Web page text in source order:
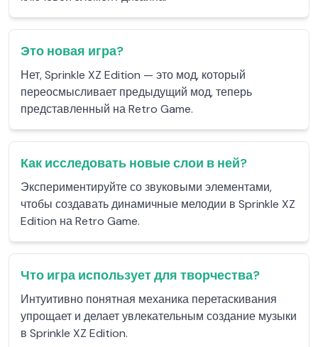
Это новая игра?
Нет, Sprinkle XZ Edition — это мод, который
переосмысливает предыдущий мод, теперь
представленный на Retro Game.
Как исследовать новые слои в ней?
Экспериментируйте со звуковыми элементами,
чтобы создавать динамичные мелодии в Sprinkle XZ
Edition на Retro Game.
Что игра использует для творчества?
Интуитивно понятная механика перетаскивания
упрощает и делает увлекательным создание музыки
в Sprinkle XZ Edition.